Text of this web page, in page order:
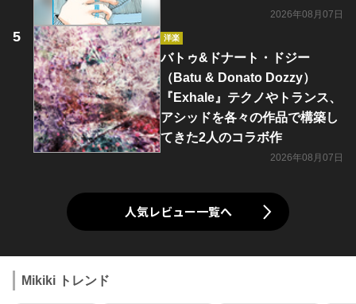
2026年08月07日
洋楽
バトゥ&ドナート・ドジー
（Batu & Donato Dozzy）
『Exhale』テクノやトランス、
アシッドを各々の作品で構築し
てきた2人のコラボ作
2026年08月07日
人気レビュー一覧へ
Mikiki トレンド